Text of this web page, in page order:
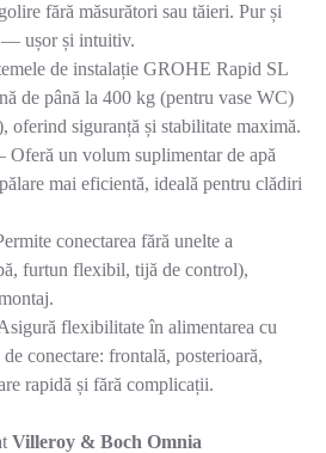
fără măsurători sau tăieri. Pur și
— ușor și intuitiv.
de instalație GROHE Rapid SL
de până la 400 kg (pentru vase WC)
oferind siguranță și stabilitate maximă.
un volum suplimentar de apă
mai eficientă, ideală pentru clădiri
conectarea fără unelte a
furtun flexibil, tijă de control),
flexibilitate în alimentarea cu
conectare: frontală, posterioară,
rapidă și fără complicații.
Villeroy & Boch Omnia